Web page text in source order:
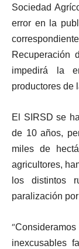
Sociedad
error en la
Recuperación
impedirá la
productores de
El SIRSD se
de 10 años,
miles de
agricultores,
los distintos
paralización
“
inexcusables